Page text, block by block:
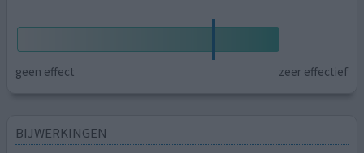
geen effect zeer effectief
BIJWERKINGEN